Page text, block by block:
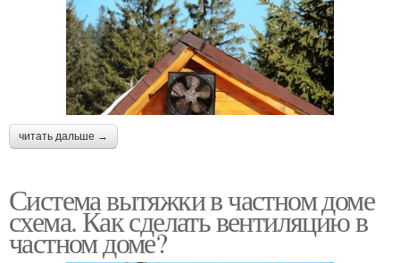
читать дальше →
Система вытяжки в частном доме
схема. Как сделать вентиляцию в
частном доме?